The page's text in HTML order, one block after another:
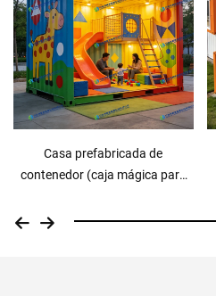
Casa prefabricada de
contenedor (apartamento